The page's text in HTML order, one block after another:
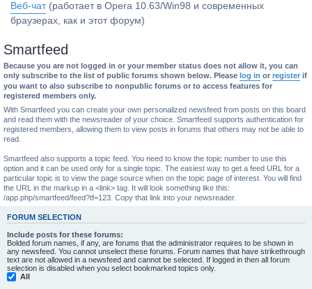
Веб-чат(работает в Opera 10.63/Win98 и современных
браузерах, как и этот форум)
Smartfeed
Because you are not logged in or your member status does not allow it, you can
only subscribe to the list of public forums shown below. Please log in or register if
you want to also subscribe to nonpublic forums or to access features for
registered members only.
With Smartfeed you can create your own personalized newsfeed from posts on this board
and read them with the newsreader of your choice. Smartfeed supports authentication for
registered members, allowing them to view posts in forums that others may not be able to
read.
Smartfeed also supports a topic feed. You need to know the topic number to use this
option and it can be used only for a single topic. The easiest way to get a feed URL for a
particular topic is to view the page source when on the topic page of interest. You will find
the URL in the markup in a <link> tag. It will look something like this:
/app.php/smartfeed/feed?tf=123. Copy that link into your newsreader.
FORUM SELECTION
Include posts for these forums:
Bolded forum names, if any, are forums that the administrator requires to be shown in
any newsfeed. You cannot unselect these forums. Forum names that have strikethrough
text are not allowed in a newsfeed and cannot be selected. If logged in then all forum
selection is disabled when you select bookmarked topics only.
All